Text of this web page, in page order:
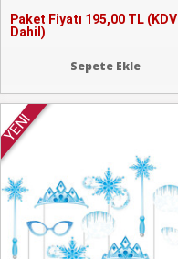
Paket Fiyatı 195,00 TL (KDV
Dahil)
Sepete Ekle
YENİ